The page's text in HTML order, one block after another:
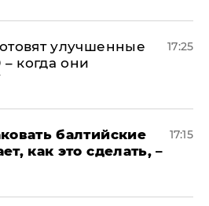
улучшенные
когда они
17:25
балтийские
как это сделать, –
17:15